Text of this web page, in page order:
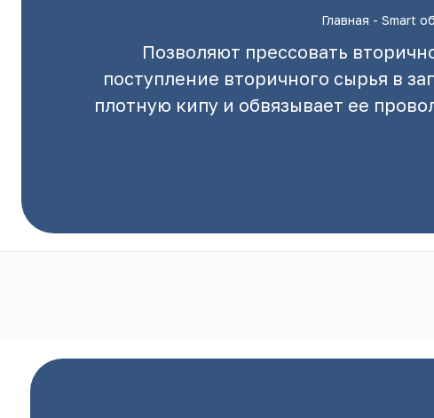
Главная - Smart
Позволяют прессовать
поступление вторичного сырья в
плотную кипу и обвязывает ее